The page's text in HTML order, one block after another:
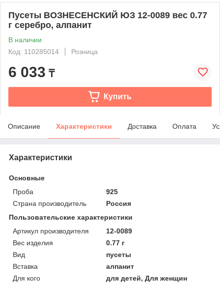
Пусеты ВОЗНЕСЕНСКИЙ ЮЗ 12-0089 вес 0.77
г серебро, алпанит
В наличии
Код: 110285014
Розница
6 033 ₸
Купить
Описание Характеристики Доставка Оплата
Характеристики
Основные
Проба
925
Страна производитель
Россия
Пользовательские характеристики
Артикул производителя
12-0089
Вес изделия
0.77 г
Вид
пусеты
Вставка
алпанит
Для кого
для детей, Для женщин